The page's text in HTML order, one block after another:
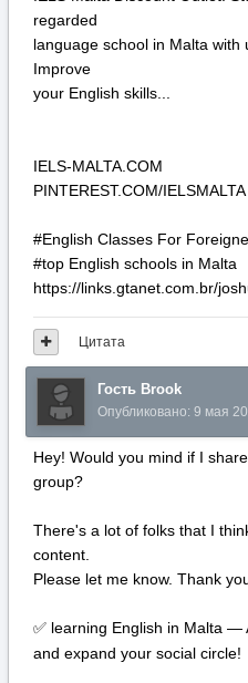
regarded
language school in Malta
Improve
your English skills...
IELS-MALTA.COM
PINTEREST.COM/IELSMALTA
#English Classes For
#top English schools in Malta
https://links.gtanet.com.br/
Цитата
Гость Brook
Опубликовано: 9 мая
Hey! Would you mind if I
group?
There's a lot of folks that I
content.
Please let me know. Thank
✅ learning English in Malta —
and expand your social circle!